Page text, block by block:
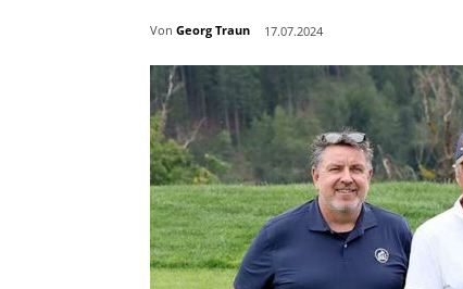
Von Georg Traun 17.07.2024